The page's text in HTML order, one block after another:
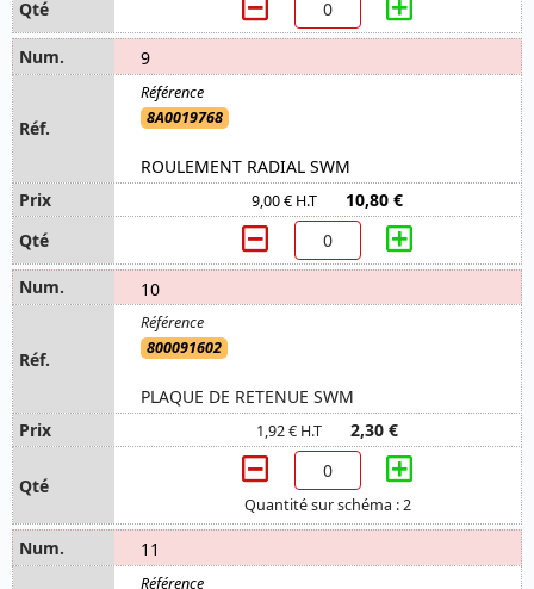
9
8A0019768
ROULEMENT RADIAL SWM
9,00 € H.T 10,80 €
10
800091602
PLAQUE DE RETENUE SWM
1,92 € H.T 2,30 €
Quantité sur schéma : 2
11